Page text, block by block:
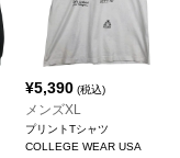
¥5,390(税込)
メンズXL
プリントTシャツ
COLLEGE WEAR USA